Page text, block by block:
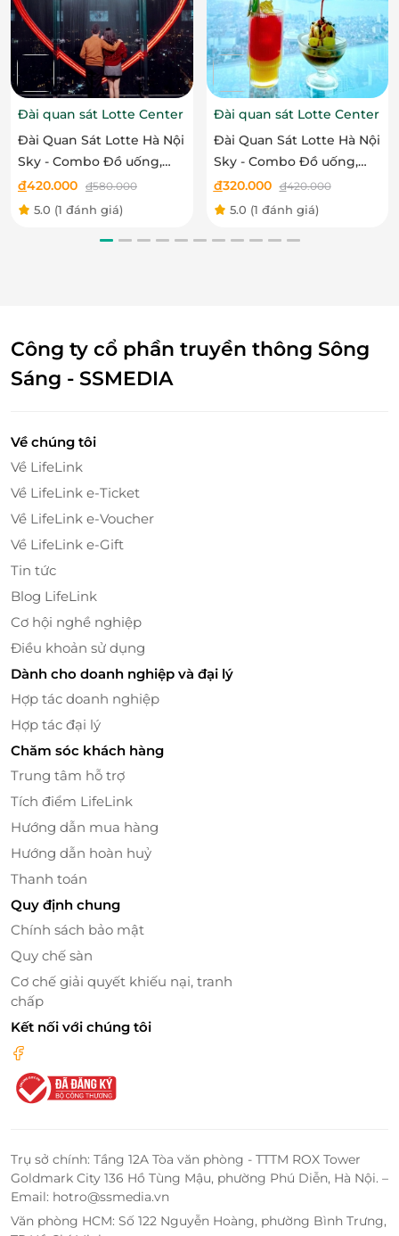
Bên cạnh đó, các bạn nhỏ sẽ có những tràng cười
sảng khoái cùng những chú hề ngộ nghĩnh hay các
tiết mục xiếc thú đang yêu mang đến những
khoảnh khắc ý nghĩa, tuyệt vời.
Đôi nét về Rạp Xiếc Trung Ương
Đặc biệt Rạp Xiếc Trung Ương sở hữu sân khấu tròn
3D, âm thanh, ánh sáng hiện đại cùng hệ thống điều
hòa giúp các bé có những phút giây thưởng thức
khó quên.
Đội ngũ nghệ sĩ tài năng, chuyên nghiệp, nhiệt tình.
Với đội ngũ các nghệ sĩ tài năng cùng các tiết mục
Đài quan sát Lotte Center
Đài Quan Sát Lotte Hà Nội
Sky - Combo Đồ uống,
Ảnh, Trò chơi VR Mission
X, Quà lưu niệm cho trẻ
đ420.000 đ580.000
5.0 (1 đánh giá)
Đài quan sát Lotte Center
Đài Quan Sát Lotte Hà Nội
Sky - Combo Đồ uống,
Ảnh, Quà lưu niệm cho
Trẻ em
đ320.000 đ420.000
5.0 (1 đánh giá)
Công ty cổ phần truyền thông Sông
Sáng - SSMEDIA
Về chúng tôi
Về LifeLink
Về LifeLink e-Ticket
Về LifeLink e-Voucher
Về LifeLink e-Gift
Tin tức
Blog LifeLink
Cơ hội nghề nghiệp
Điều khoản sử dụng
Dành cho doanh nghiệp và đại lý
Hợp tác doanh nghiệp
Hợp tác đại lý
Chăm sóc khách hàng
Trung tâm hỗ trợ
Tích điểm LifeLink
Hướng dẫn mua hàng
Hướng dẫn hoàn huỷ
Thanh toán
Quy định chung
Chính sách bảo mật
Quy chế sàn
Cơ chế giải quyết khiếu nại, tranh
chấp
Kết nối với chúng tôi
Trụ sở chính: Tầng 12A Tòa văn phòng - TTTM ROX Tower
Goldmark City 136 Hồ Tùng Mậu, phường Phú Diễn, Hà Nội. –
Email: hotro@ssmedia.vn
Văn phòng HCM: Số 122 Nguyễn Hoàng, phường Bình Trưng,